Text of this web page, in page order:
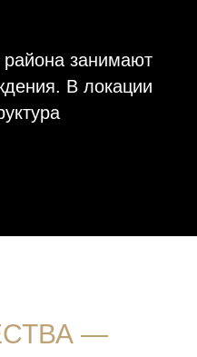
района занимают
В локации
―